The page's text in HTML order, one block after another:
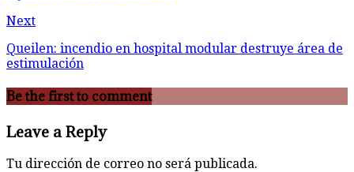
Next
Queilen: incendio en hospital modular destruye área de
estimulación
Be the first to comment
Leave a Reply
Tu dirección de correo no será publicada.